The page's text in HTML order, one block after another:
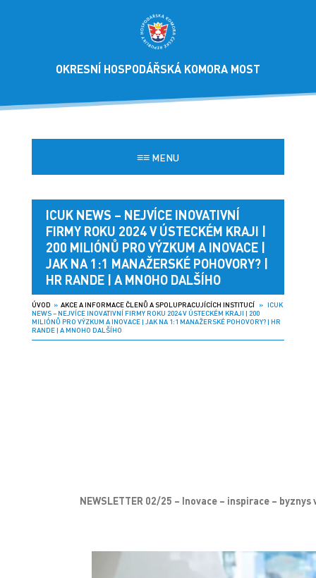
OKRESNÍ HOSPODÁŘSKÁ KOMORA MOST
≡≡MENU
ICUK NEWS – NEJVÍCE INOVATIVNÍ
FIRMY ROKU 2024 V ÚSTECKÉM KRAJI |
200 MILIÓNŮ PRO VÝZKUM A INOVACE |
JAK NA 1:1 MANAŽERSKÉ POHOVORY? |
HR RANDE | A MNOHO DALŠÍHO
ÚVOD » AKCE A INFORMACE ČLENŮ A SPOLUPRACUJÍCÍCH INSTITUCÍ» ICUK
NEWS – NEJVÍCE INOVATIVNÍ FIRMY ROKU 2024 V ÚSTECKÉM KRAJI | 200
MILIÓNŮ PRO VÝZKUM A INOVACE | JAK NA 1:1 MANAŽERSKÉ POHOVORY? | HR
RANDE | A MNOHO DALŠÍHO
NEWSLETTER 02/25 – Inovace – inspirace –